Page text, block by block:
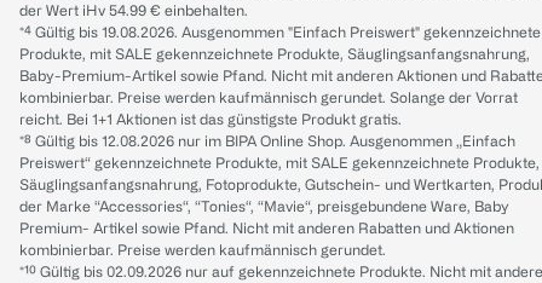
der Wert iHv 54.99 € einbehalten.
*⁴ Gültig bis 19.08.2026. Ausgenommen "Einfach Preiswert" gekennzeichnete
Produkte, mit SALE gekennzeichnete Produkte, Säuglingsanfangsnahrung,
Baby-Premium-Artikel sowie Pfand. Nicht mit anderen Aktionen und
kombinierbar. Preise werden kaufmännisch gerundet. Solange der Vorrat
reicht. Bei 1+1 Aktionen ist das günstigste Produkt gratis.
*⁸ Gültig bis 12.08.2026 nur im BIPA Online Shop. Ausgenommen „Einfach
Preiswert“ gekennzeichnete Produkte, mit SALE gekennzeichnete Produkte,
Säuglingsanfangsnahrung, Fotoprodukte, Gutschein- und Wertkarten,
der Marke “Accessories“, “Tonies“, “Mavie“, preisgebundene Ware, Baby
Premium- Artikel sowie Pfand. Nicht mit anderen Rabatten und Aktionen
kombinierbar. Preise werden kaufmännisch gerundet.
*¹⁰ Gültig bis 02.09.2026 nur auf gekennzeichnete Produkte. Nicht mit